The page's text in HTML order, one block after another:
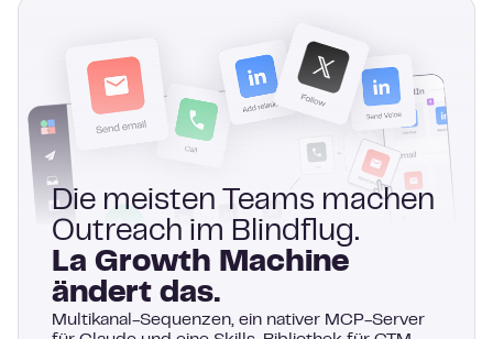
Die meisten Teams machen
Outreach im Blindflug.
La Growth Machine
ändert das.
Multikanal-Sequenzen, ein nativer MCP-Server